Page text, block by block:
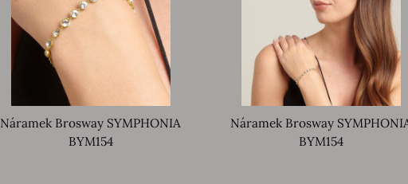
Náramek Brosway SYMPHONIA
BYM154
Náramek Brosway
BYM154